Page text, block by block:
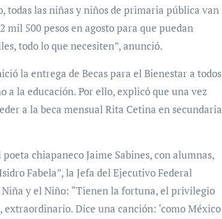
todas las niñas y niños de primaria pública van
mil 500 pesos en agosto para que puedan
todo lo que necesiten”, anunció.
la entrega de Becas para el Bienestar a todos
a la educación. Por ello, explicó que una vez
a la beca mensual Rita Cetina en secundaria
chiapaneco Jaime Sabines, con alumnas,
Fabela”, la Jefa del Ejecutivo Federal
y el Niño: “Tienen la fortuna, el privilegio
Dice una canción: ‘como México